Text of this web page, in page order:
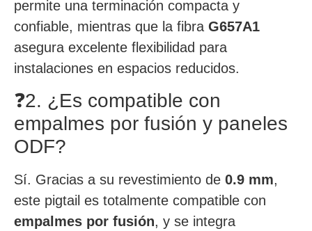
permite una terminación compacta y
confiable, mientras que la fibra G657A1
asegura excelente flexibilidad para
instalaciones en espacios reducidos.
❓2. ¿Es compatible con
empalmes por fusión y paneles
ODF?
Sí. Gracias a su revestimiento de 0.9 mm,
este pigtail es totalmente compatible con
empalmes por fusión, y se integra